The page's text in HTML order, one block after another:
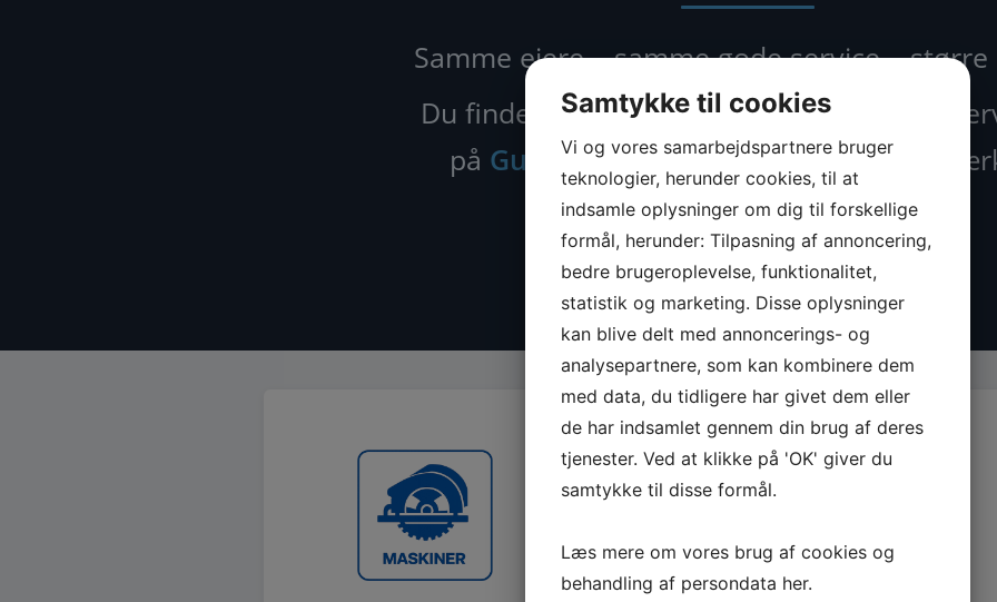
Samme ejere – samme gode service – større
Du finder nu alle maskiner, tilbehør og
på Guede.dk– din specialist i
Samtykke til cookies
Vi og vores samarbejdspartnere bruger
teknologier, herunder cookies, til at
indsamle oplysninger om dig til forskellige
formål, herunder: Tilpasning af annoncering,
bedre brugeroplevelse, funktionalitet,
statistik og marketing. Disse oplysninger
kan blive delt med annoncerings- og
analysepartnere, som kan kombinere dem
med data, du tidligere har givet dem eller
de har indsamlet gennem din brug af deres
tjenester. Ved at klikke på 'OK' giver du
samtykke til disse formål.
Læs mere om vores brug af cookies og
behandling af persondata her.